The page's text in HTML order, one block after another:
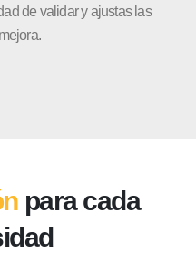
de validar y ajustas las
para cada